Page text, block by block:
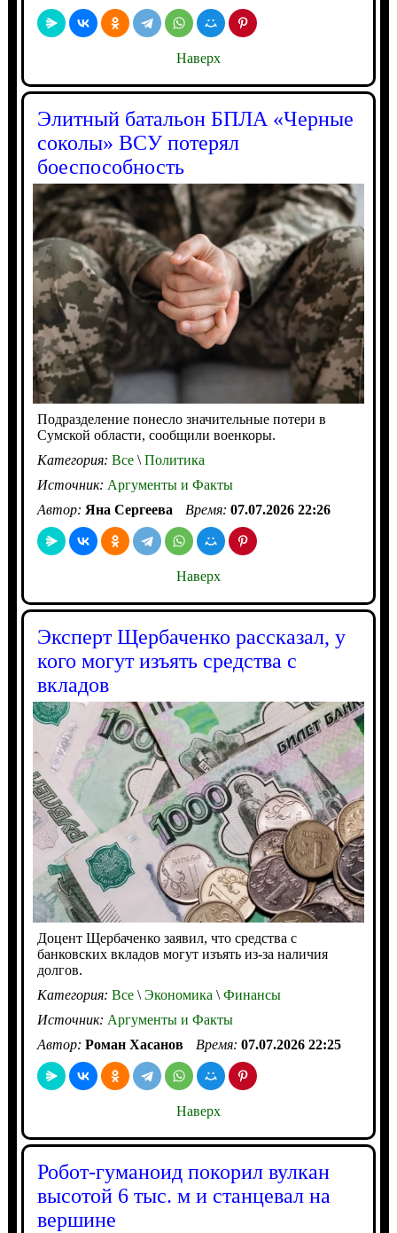
Наверх
Элитный батальон БПЛА «Черные
соколы» ВСУ потерял
боеспособность
Подразделение понесло значительные потери в
Сумской области, сообщили военкоры.
Категория: Все\Политика
Источник: Аргументы и Факты
Автор: Яна Сергеева Время: 07.07.2026 22:26
Наверх
Эксперт Щербаченко рассказал, у
кого могут изъять средства с
вкладов
Доцент Щербаченко заявил, что средства с
банковских вкладов могут изъять из-за наличия
долгов.
Категория: Все\Экономика \Финансы
Источник: Аргументы и Факты
Автор: Роман Хасанов Время: 07.07.2026 22:25
Наверх
Робот-гуманоид покорил вулкан
высотой 6 тыс. м и станцевал на
вершине